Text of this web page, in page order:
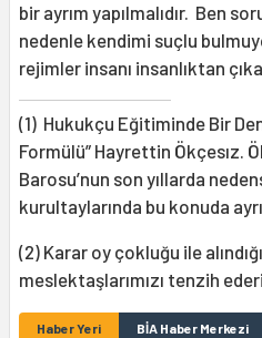
bir ayrım yapılmalıdır. Ben
nedenle kendimi suçlu
rejimler insanı insanlıktan
(1) Hukukçu Eğitiminde Bir
Formülü” Hayrettin Ökçesız.
Barosu’nun son yıllarda
kurultaylarında bu konuda
(2) Karar oy çokluğu ile
meslektaşlarımızı tenzih
Haber Yeri BİA Haber Merkezi